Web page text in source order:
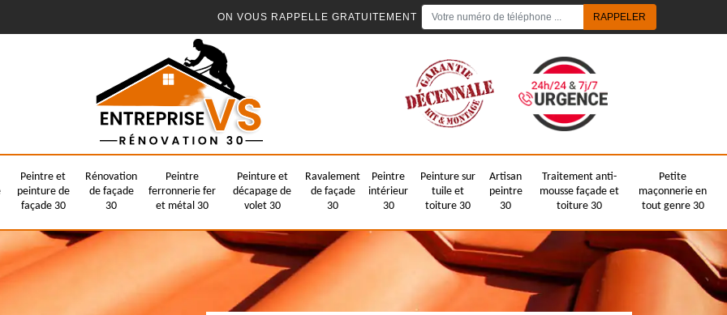
ON VOUS RAPPELLE GRATUITEMENT
Peintre et
peinture de
façade 30
Rénovation
de façade
30
Peintre
ferronnerie fer
et métal 30
Peinture et
décapage de
volet 30
Ravalement
de façade
30
Peintre
intérieur
30
Peinture sur
tuile et
toiture 30
Artisan
peintre
30
Traitement anti-
mousse façade et
toiture 30
Petite
maçonnerie en
tout genre 30